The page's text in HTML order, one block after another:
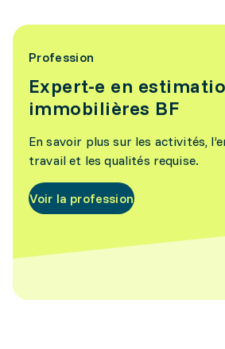
Profession
Expert-e en
immobilières BF
En savoir plus sur les activités,
travail et les qualités requise.
Voir la profession